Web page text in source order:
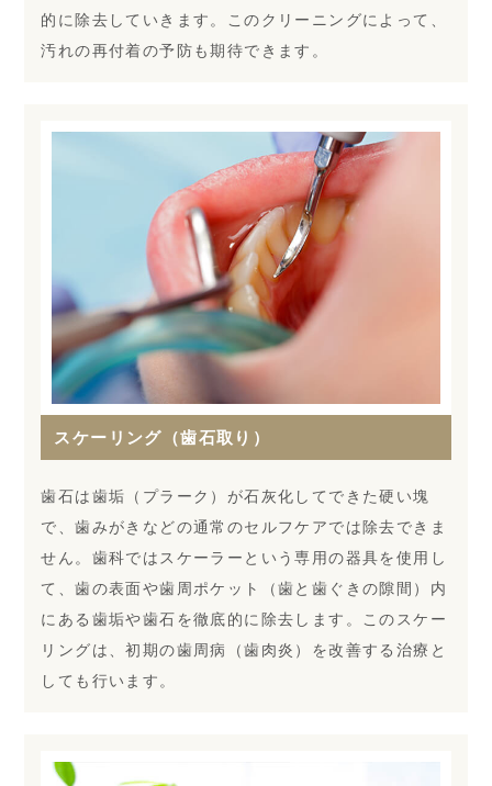
的に除去していきます。このクリーニングによって、
汚れの再付着の予防も期待できます。
スケーリング（歯石取り）
歯石は歯垢（プラーク）が石灰化してできた硬い塊
で、歯みがきなどの通常のセルフケアでは除去できま
せん。歯科ではスケーラーという専用の器具を使用し
て、歯の表面や歯周ポケット（歯と歯ぐきの隙間）内
にある歯垢や歯石を徹底的に除去します。このスケー
リングは、初期の歯周病（歯肉炎）を改善する治療と
しても行います。